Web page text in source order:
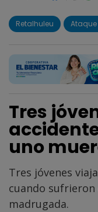
Retalhuleu
Tres
uno
Tres jóvenes
cuando
madrugada.